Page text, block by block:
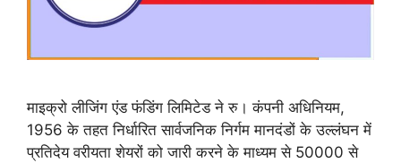
माइक्रो लीजिंग एंड फंडिंग लिमिटेड ने रु। कंपनी अधिनियम,
1956 के तहत निर्धारित सार्वजनिक निर्गम मानदंडों के उल्लंघन में
प्रतिदेय वरीयता शेयरों को जारी करने के माध्यम से 50000 से